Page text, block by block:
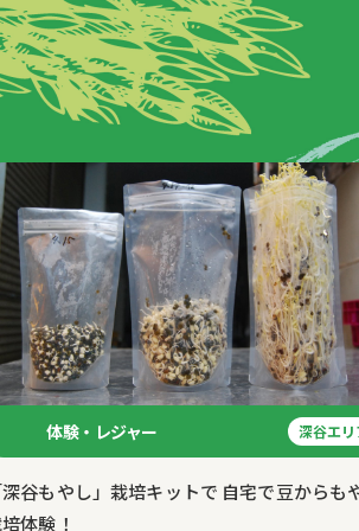
特集記事
体験・レジャー 深谷エリ
深谷もやし」栽培キットで 自宅で豆からも
体験！